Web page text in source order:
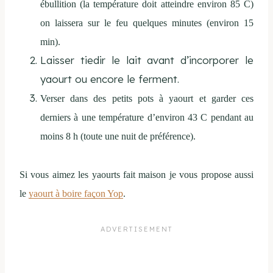
ébullition (la température doit atteindre environ 85 C)
on laissera sur le feu quelques minutes (environ 15
min).
Laisser tiedir le lait avant d’incorporer le
yaourt ou encore le ferment.
Verser dans des petits pots à yaourt et garder ces
derniers à une température d’environ 43 C pendant au
moins 8 h (toute une nuit de préférence).
Si vous aimez les yaourts fait maison je vous propose aussi
le yaourt à boire façon Yop.